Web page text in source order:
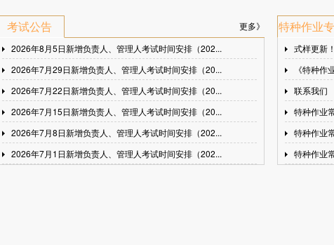
考试公告
更多》
2026年8月5日新增负责人、管理人考试时间安排（202...
2026年7月29日新增负责人、管理人考试时间安排（20...
2026年7月22日新增负责人、管理人考试时间安排（20...
2026年7月15日新增负责人、管理人考试时间安排（20...
2026年7月8日新增负责人、管理人考试时间安排（202...
2026年7月1日新增负责人、管理人考试时间安排（202...
特种作业
式样更新
《特种
联系我们
特种作业
特种作业
特种作业